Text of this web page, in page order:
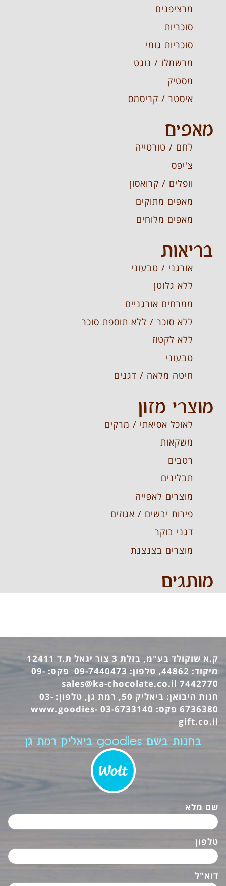
מרציפנים
סוכריות
סוכריות גומי
מרשמלו / נוגט
מסטיק
איסטר / קריסמס
מאפים
לחם / טורטייה
צ'יפס
וופלים / קרואסון
מאפים מתוקים
מאפים מלוחים
בריאות
אורגני / טבעוני
ללא גלוטן
ממרחים אורגניים
ללא סוכר / ללא תוספת סוכר
ללא לקטוז
טבעוני
חיטה מלאה / דגנים
מוצרי מזון
לאוכל אסיאתי / מרקים
משקאות
רטבים
תבלינים
מוצרים לאפייה
פירות יבשים / אגוזים
דגני בוקר
מוצרים בצנצנת
מותגים
ק.א שוקולד בע"מ, בזלת 3 צור יגאל ת.ד 12411
מיקוד: 44862, טלפון: 09-7440473 פקס: 09-
7442770
sales@ka-chocolate.co.il
חנות היבואן: ביאליק 50, רמת גן, טלפון: 03-
6736380 פקס: 03-6733140
www.goodies-
gift.co.il
בחנות בשם goodies ביאליק רמת גן
שם מלא
טלפון
דוא"ל